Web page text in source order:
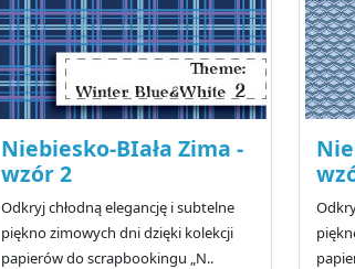
Niebiesko-BIała Zima -
wzór 2
Odkryj chłodną elegancję i subtelne
piękno zimowych dni dzięki kolekcji
papierów do scrapbookingu „N..